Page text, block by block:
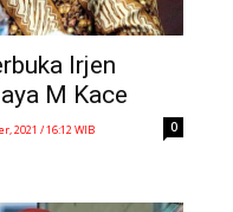
Irjen
M Kace
2021 / 16:12 WIB 0